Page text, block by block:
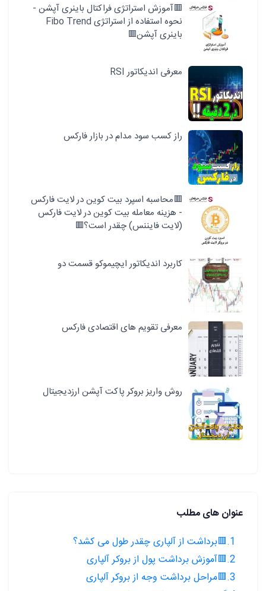
🟥آموزش استراتژی فراکتال باینری آپشن -
نحوه استفاده از استراتژی Fibo Trend
باینری آپشن🟥
معرفی اندیکاتور RSI
راز کسب سود مدام در بازار فارکس
🟥محاسبه اسپرد بیت کوین در لایت فارکس
- هزینه معامله بیت کوین در لایت فارکس
(لایت فایننس) چقدر است؟🟥
کاربرد اندیکاتور ایچیموکو قسمت دو
معرفی تقویم های اقتصادی فارکس
روش واریز بروکر پاکت آپشن ارزدیجیتال
عنوان های مطلب
1.🟥برداشت از آلپاری چقدر طول می کشد؟
2.🟥آموزش برداشت پول از بروکر آلپاری
3.🟥مراحل برداشت وجه از بروکر آلپاری